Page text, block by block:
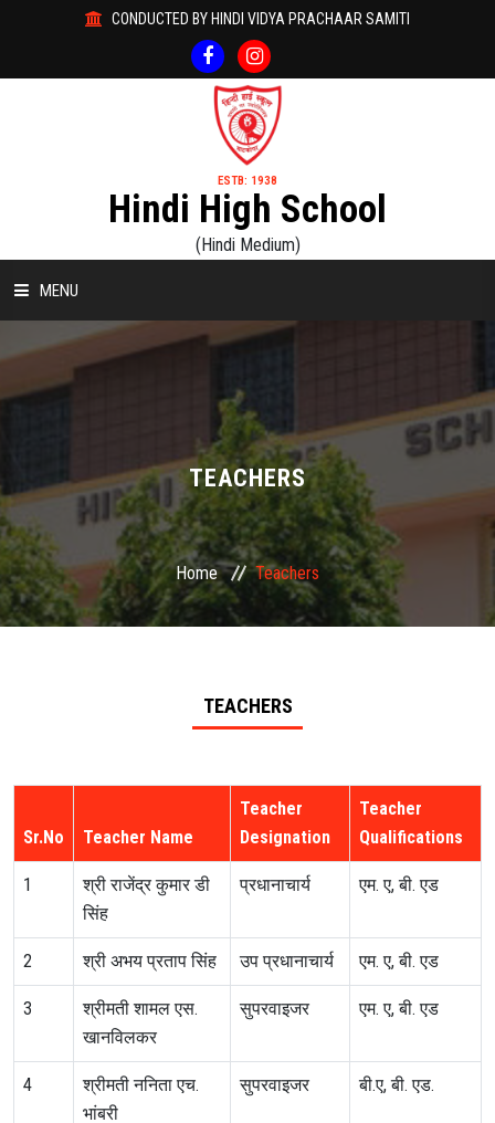
CONDUCTED BY HINDI VIDYA PRACHAAR SAMITI
ESTB: 1938
Hindi High School
(Hindi Medium)
MENU
HOME
ACADEMICS
GALLERY
EVENTS
CONTACT
TEACHERS
Home Teachers
TEACHERS
Sr.No Teacher Name
Teacher
Designation
Teacher
Qualifications
1
श्री राजेंद्र कुमार डी
सिंह
प्रधानाचार्य एम. ए, बी. एड
2 श्री अभय प्रताप सिंह उप प्रधानाचार्य एम. ए, बी. एड
3
श्रीमती शामल एस.
खानविलकर
सुपरवाइजर एम. ए, बी. एड
4
श्रीमती ननिता एच.
भांबरी
सुपरवाइजर बी.ए, बी. एड.